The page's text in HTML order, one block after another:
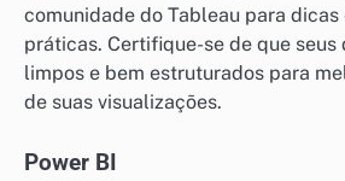
comunidade do Tableau para dicas
práticas. Certifique-se de que seus
limpos e bem estruturados para
de suas visualizações.
Power BI